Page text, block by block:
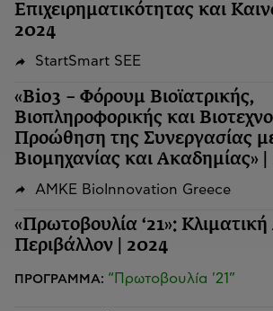
Επιχειρηματικότητας και
2024
StartSmart SEE
«Bio3 – Φόρουμ Βιοϊατρικής,
Βιοπληροφορικής και
Προώθηση της Συνεργασίας
Βιομηχανίας και Ακαδημίας» |
ΑΜΚΕ BioInnovation Greece
«Πρωτοβουλία ‘21»:
Περιβάλλον | 2024
ΠΡΟΓΡΑΜΜΑ: “Πρωτοβουλία '21”